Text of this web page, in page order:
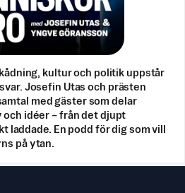
kultur och politik uppstår
Josefin Utas och prästen
med gäster som delar
idéer – från det djupt
En podd för dig som vill
på ytan.